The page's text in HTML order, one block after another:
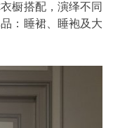
橱搭配，演绎不同
：睡裙、睡袍及大